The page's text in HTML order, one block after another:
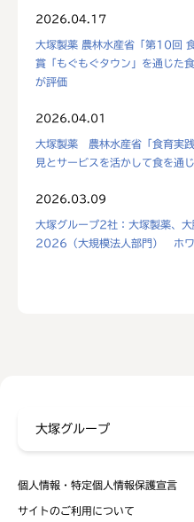
2026.04.17
大塚製薬 農林水産省「第10回
賞「もぐもぐタウン」を通じた
が評価
2026.04.01
大塚製薬 農林水産省「食育実
見とサービスを活かして食を通
2026.03.09
大塚グループ2社：大塚製薬、
2026（大規模法人部門） ホ
個人情報・特定個人情報保護宣言
サイトのご利用について
大塚グループ